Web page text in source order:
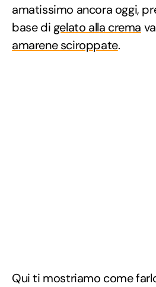
amatissimo ancora oggi,
base di gelato alla crema
amarene sciroppate.
Qui ti mostriamo come